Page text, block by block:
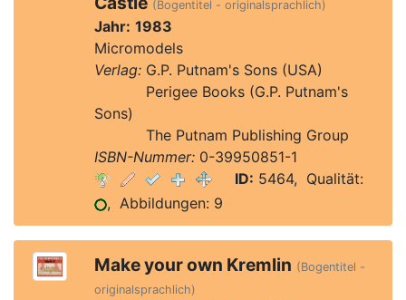
(Bogentitel - originalsprachlich)
Jahr: 1983
Micromodels
Verlag:G.P. Putnam's Sons (USA)
Perigee Books (G.P. Putnam's
Sons)
The Putnam Publishing Group
ISBN-Nummer:0-39950851-1
ID: 5464, Qualität:
, Abbildungen: 9
Make your own Kremlin (Bogentitel -
originalsprachlich)